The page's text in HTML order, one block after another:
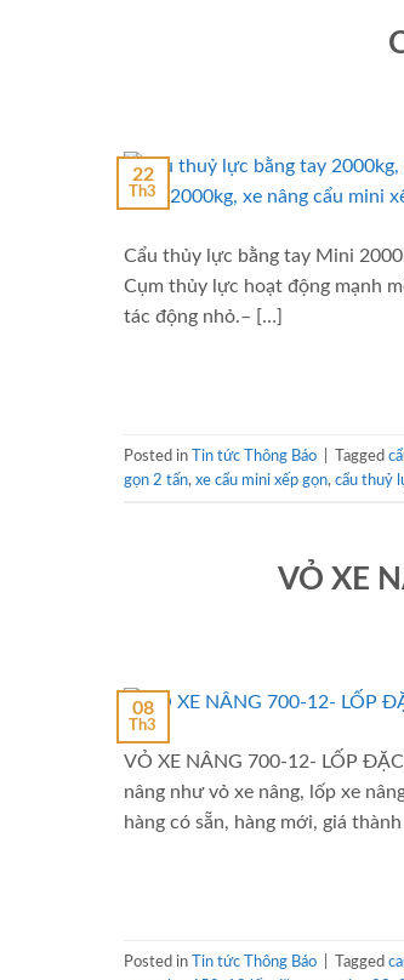
22
Th3
Cẩu thủy lực bằng tay Mini
Cụm thủy lực hoạt động mạnh
tác động nhỏ.– […]
Posted in Tin tức Thông Báo Tagged
gọn 2 tấn, xe cẩu mini xếp gọn, cẩu thuỷ
VỎ XE
08
Th3
VỎ XE NÂNG 700-12- LỐP
nâng như vỏ xe nâng, lốp xe
hàng có sẵn, hàng mới, giá
Posted in Tin tức Thông Báo Tagged